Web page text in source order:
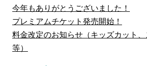
今年もありがとうございました！
プレミアムチケット発売開始！
料金改定のお知らせ（キッズカット
等）